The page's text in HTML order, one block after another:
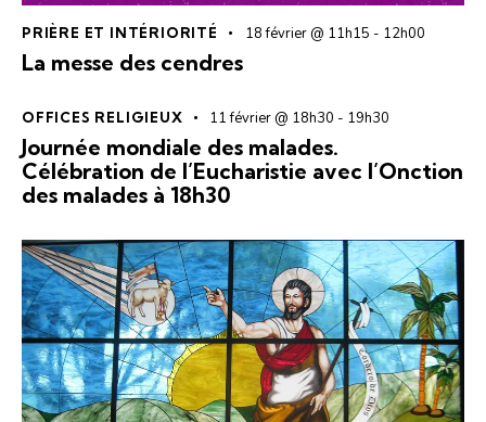
PRIÈRE ET INTÉRIORITÉ 18 février @ 11h15 - 12h00
La messe des cendres
OFFICES RELIGIEUX 11 février @ 18h30 - 19h30
Journée mondiale des malades.
Célébration de l’Eucharistie avec l’Onction
des malades à 18h30